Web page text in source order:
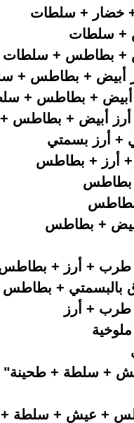
خضار + سلطات 50
أبيض + سلطات
+ بطاطس +
+ بطاطس +
+ بطاطس +
+ بطاطس +
+ أرز بسمتي
+ أرز + بطاطس
+ بطاطس
+ بطاطس
أبيض + بطاطس
+ أرز 85
+ أرز + بطاطس
بالبسمتي +
طرب + أرز 70
+ ملوخية 75
مشوي 65
+ سلطة + طحينة"
65
+ عيش + سلطة +